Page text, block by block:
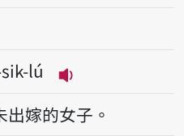
lú
播放音讀tsāi-
嫁的女子。